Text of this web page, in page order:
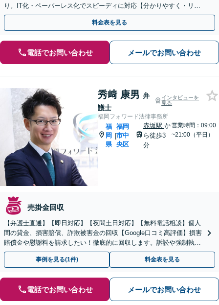
り。IT化・ペーパーレス化でスピーディに対応【分かりやすく・リー
ズナブルな料金設定】【藤崎駅徒歩5分】【弁護士歴7年】
料金表を見る
電話でお問い合わせ メールでお問い合わせ
秀﨑 康男 弁
護士
インタビューを
見る
福岡フォワード法律事務所
福
岡
県
|
福岡
市中
央区
赤坂駅 か
ら徒歩3
分
営業時間：09:00
~21:00（平日）
売掛金回収
【弁護士直通】【即日対応】【夜間土日対応】【無料電話相談】個人
間の貸金、損害賠償、詐欺被害金の回収【Google口コミ高評価】損害
賠償金や慰謝料を請求したい！徹底的に回収します。訴訟や強制執行
になった際も徹底的に対応していきます。
事例を見る(1件) 料金表を見る
電話でお問い合わせ メールでお問い合わせ